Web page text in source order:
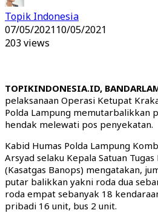
Topik Indonesia
07/05/202110/05/2021
203 views
TOPIKINDONESIA.ID,
pelaksanaan Operasi Ketupat
Polda Lampung memutarbalikkan
hendak melewati pos penyekatan.
Kabid Humas Polda Lampung
Arsyad selaku Kepala Satuan
(Kasatgas Banops) mengatakan,
putar balikkan yakni roda dua
roda empat sebanyak 18
pribadi 16 unit, bus 2 unit.